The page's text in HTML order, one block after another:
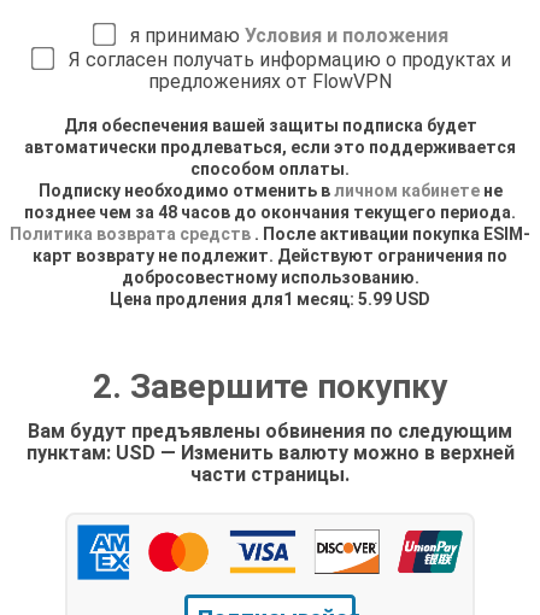
я принимаю Условия и положения
Я согласен получать информацию о продуктах и
предложениях от FlowVPN
Для обеспечения вашей защиты подписка будет
автоматически продлеваться, если это поддерживается
способом оплаты.
Подписку необходимо отменить вличном кабинетене
позднее чем за 48 часов до окончания текущего периода.
Политика возврата средств . После активации покупка ESIM-
карт возврату не подлежит. Действуют ограничения по
добросовестному использованию.
Цена продления для1 месяц: 5.99 USD
2. Завершите покупку
Вам будут предъявлены обвинения по следующим
пунктам: USD — Изменить валюту можно в верхней
части страницы.